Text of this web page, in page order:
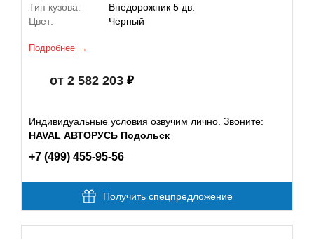
Тип кузова:
Внедорожник 5 дв.
Цвет:
Черный
Подробнее
от 2 582 203
Индивидуальные условия озвучим лично. Звоните:
HAVAL АВТОРУСЬ Подольск
+7 (499) 455-95-56
Получить спецпредложение